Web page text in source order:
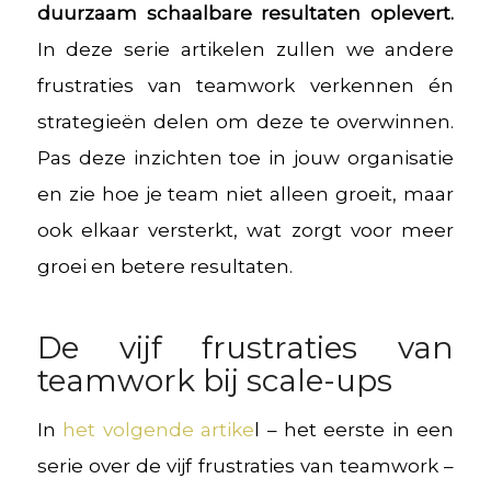
duurzaam schaalbare resultaten oplevert.
In deze serie artikelen zullen we andere
frustraties van teamwork verkennen én
strategieën delen om deze te overwinnen.
Pas deze inzichten toe in jouw organisatie
en zie hoe je team niet alleen groeit, maar
ook elkaar versterkt, wat zorgt voor meer
groei en betere resultaten.
De vijf frustraties van
teamwork bij scale-ups
In het volgende artike l – het eerste in een
serie over de vijf frustraties van teamwork –